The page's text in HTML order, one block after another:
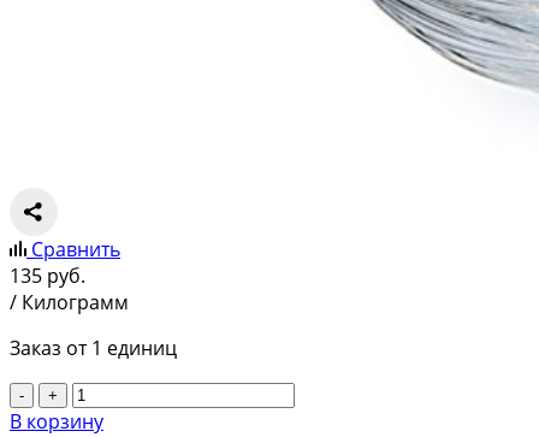
Сравнить
135 руб.
/ Килограмм
Заказ от 1 единиц
- +
В корзину